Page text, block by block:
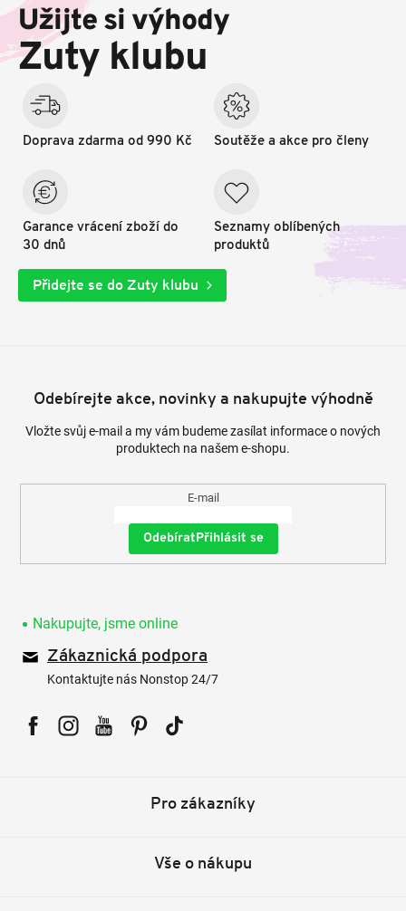
a
í
Užijte si výhody
Zuty klubu
Doprava zdarma od 990 Kč
Garance vrácení zboží do
30 dnů
Soutěže a akce pro členy
Seznamy oblíbených
produktů
Přidejte se do Zuty klubu
Odebírejte akce, novinky a nakupujte výhodně
Vložte svůj e-mail a my vám budeme zasílat informace o nových
produktech na našem e-shopu.
E-mail
Přihlásit se
Nakupujte, jsme online
Zákaznická podpora
Kontaktujte nás Nonstop 24/7
Pro zákazníky
Vše o nákupu